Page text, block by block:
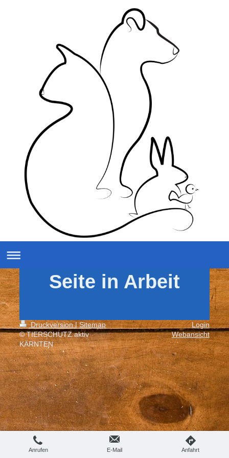
Seite in Arbeit
Druckversion| Sitemap
© TIERSCHUTZ aktiv
KÄRNTEN
Login
Webansicht
Anrufen E-Mail Anfahrt